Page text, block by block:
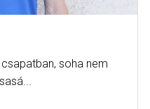
soha nem